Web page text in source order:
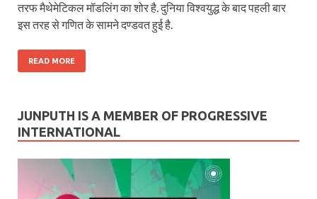
तरफ मैथेमेटिकल मॉडलिंग का शोर है. दुनिया विश्वयुद्ध के बाद पहली बार
इस तरह से गणित के सामने दण्डवत हुई है.
READ MORE
JUNPUTH IS A MEMBER OF PROGRESSIVE
INTERNATIONAL